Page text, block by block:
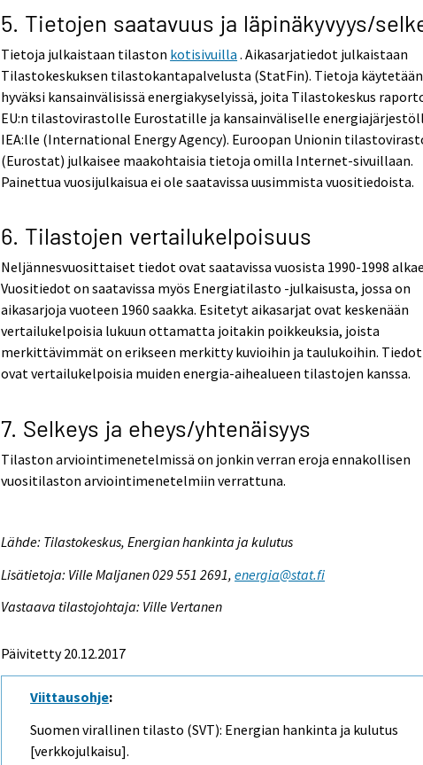
5. Tietojen saatavuus ja läpinäkyvyys/
Tietoja julkaistaan tilaston kotisivuilla . Aikasarjatiedot julkaistaan
Tilastokeskuksen tilastokantapalvelusta (StatFin). Tietoja käytetään
hyväksi kansainvälisissä energiakyselyissä, joita Tilastokeskus
EU:n tilastovirastolle Eurostatille ja kansainväliselle
IEA:lle (International Energy Agency). Euroopan Unionin
(Eurostat) julkaisee maakohtaisia tietoja omilla Internet-sivuillaan.
Painettua vuosijulkaisua ei ole saatavissa uusimmista vuositiedoista.
6. Tilastojen vertailukelpoisuus
Neljännesvuosittaiset tiedot ovat saatavissa vuosista 1990-1998
Vuositiedot on saatavissa myös Energiatilasto -julkaisusta, jossa on
aikasarjoja vuoteen 1960 saakka. Esitetyt aikasarjat ovat keskenään
vertailukelpoisia lukuun ottamatta joitakin poikkeuksia, joista
merkittävimmät on erikseen merkitty kuvioihin ja taulukoihin. Tiedot
ovat vertailukelpoisia muiden energia-aihealueen tilastojen kanssa.
7. Selkeys ja eheys/yhtenäisyys
Tilaston arviointimenetelmissä on jonkin verran eroja ennakollisen
vuositilaston arviointimenetelmiin verrattuna.
Lähde: Tilastokeskus, Energian hankinta ja kulutus
Lisätietoja: Ville Maljanen 029 551 2691,energia@stat.fi
Vastaava tilastojohtaja: Ville Vertanen
Päivitetty 20.12.2017
Viittausohje:
Suomen virallinen tilasto (SVT): Energian hankinta ja kulutus
[verkkojulkaisu].